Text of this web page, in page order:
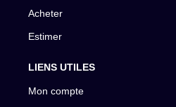
Acheter
Estimer
LIENS UTILES
Mon compte